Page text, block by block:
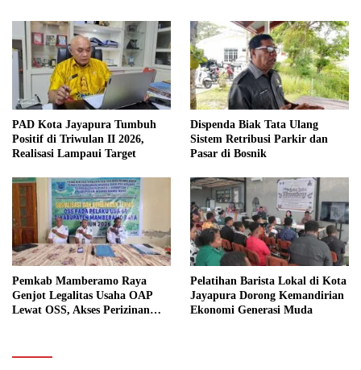
PAD Kota Jayapura Tumbuh
Positif di Triwulan II 2026,
Realisasi Lampaui Target
Dispenda Biak Tata Ulang
Sistem Retribusi Parkir dan
Pasar di Bosnik
Pemkab Mamberamo Raya
Genjot Legalitas Usaha OAP
Lewat OSS, Akses Perizinan
Pelatihan Barista Lokal di Kota
Jayapura Dorong Kemandirian
Ekonomi Generasi Muda